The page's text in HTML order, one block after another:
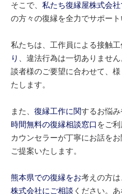
そこで、私たち復縁屋株式会社
の方々の復縁を全力でサポート
私たちは、工作員による接触
り
、違法行為は一切ありませ
談者様のご要望に合わせて、
たします。
また、復縁工作に関するお悩
時間無料の復縁相談窓口 をご
カウンセラーが丁寧にお話を
ご提案いたします。
熊本県での復縁をお考えの方
株式会社にご相談 ください。